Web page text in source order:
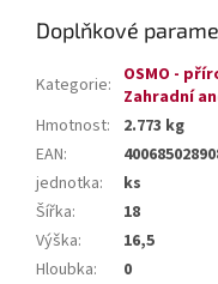
Doplňkové
Kategorie: OSMO -
Zahradní
Hmotnost:
2.773 kg
EAN:
jednotka:
ks
Šířka:
18
Výška:
16,5
Hloubka:
0